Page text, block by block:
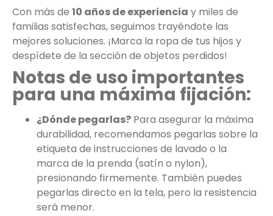
Con más de 10 años de experiencia y miles de
familias satisfechas, seguimos trayéndote las
mejores soluciones. ¡Marca la ropa de tus hijos y
despídete de la sección de objetos perdidos!
Notas de uso importantes
para una máxima fijación:
¿Dónde pegarlas? Para asegurar la máxima
durabilidad, recomendamos pegarlas sobre la
etiqueta de instrucciones de lavado o la
marca de la prenda (satín o nylon),
presionando firmemente. También puedes
pegarlas directo en la tela, pero la resistencia
será menor.